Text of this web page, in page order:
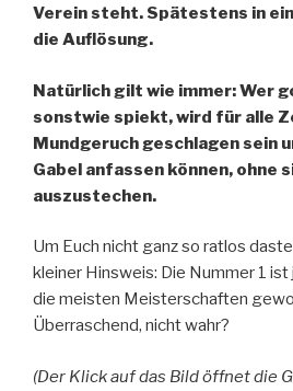
Verein steht. Spätestens in
die Auflösung.
Natürlich gilt wie immer: Wer
sonstwie spiekt, wird für alle
Mundgeruch geschlagen sein
Gabel anfassen können, ohne
auszustechen.
Um Euch nicht ganz so ratlos
kleiner Hinsweis: Die Nummer 1 ist
die meisten Meisterschaften
Überraschend, nicht wahr?
(Der Klick auf das Bild öffnet die